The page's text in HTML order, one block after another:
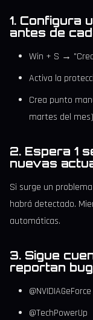
1. Configura
antes de
Win + S →
Activa la
Crea punto
martes del mes)
2. Espera 1
nuevas
Si surge un
habrá detectado.
automáticas.
3. Sigue
reportan
@NVIDIAGeForce
@TechPowerUp